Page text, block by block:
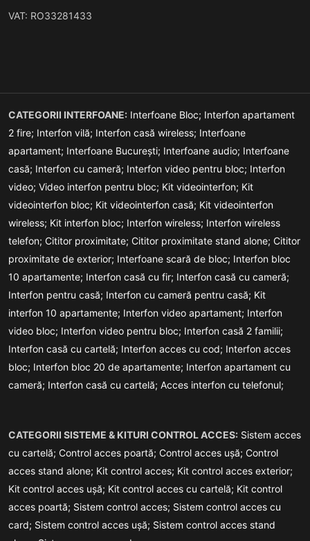
VAT: RO33281433
CATEGORII INTERFOANE: Interfoane Bloc; Interfon apartament
2 fire; Interfon vilă; Interfon casă wireless; Interfoane
apartament; Interfoane București; Interfoane audio; Interfoane
casă; Interfon cu cameră; Interfon video pentru bloc; Interfon
video; Video interfon pentru bloc; Kit videointerfon; Kit
videointerfon bloc; Kit videointerfon casă; Kit videointerfon
wireless; Kit interfon bloc; Interfon wireless; Interfon wireless
telefon; Cititor proximitate; Cititor proximitate stand alone; Cititor
proximitate de exterior; Interfoane scară de bloc; Interfon bloc
10 apartamente; Interfon casă cu fir; Interfon casă cu cameră;
Interfon pentru casă; Interfon cu cameră pentru casă; Kit
interfon 10 apartamente; Interfon video apartament; Interfon
video bloc; Interfon video pentru bloc; Interfon casă 2 familii;
Interfon casă cu cartelă; Interfon acces cu cod; Interfon acces
bloc; Interfon bloc 20 de apartamente; Interfon apartament cu
cameră; Interfon casă cu cartelă; Acces interfon cu telefonul;
CATEGORII SISTEME & KITURI CONTROL ACCES: Sistem acces
cu cartelă; Control acces poartă; Control acces ușă; Control
acces stand alone; Kit control acces; Kit control acces exterior;
Kit control acces ușă; Kit control acces cu cartelă; Kit control
acces poartă; Sistem control acces; Sistem control acces cu
card; Sistem control acces ușă; Sistem control acces stand